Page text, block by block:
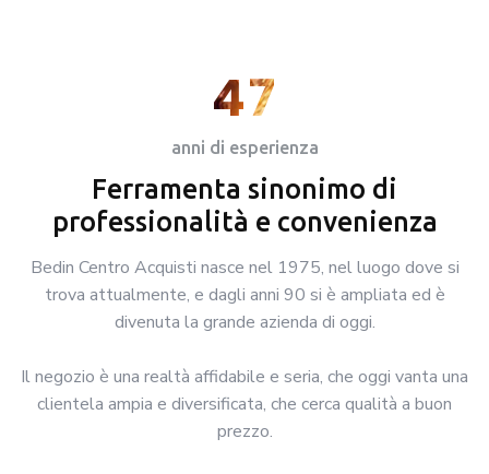
47
anni di esperienza
Ferramenta sinonimo di
professionalità e convenienza
Bedin Centro Acquisti nasce nel 1975, nel luogo dove si
trova attualmente, e dagli anni 90 si è ampliata ed è
divenuta la grande azienda di oggi.
Il negozio è una realtà affidabile e seria, che oggi vanta una
clientela ampia e diversificata, che cerca qualità a buon
prezzo.